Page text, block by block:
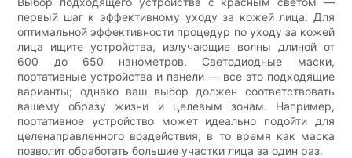
первый шаг к эффективному уходу за кожей лица. Для
оптимальной эффективности процедур по уходу за кожей
лица ищите устройства, излучающие волны длиной от
600 до 650 нанометров. Светодиодные маски,
портативные устройства и панели — все это подходящие
варианты; однако ваш выбор должен соответствовать
вашему образу жизни и целевым зонам. Например,
портативное устройство может идеально подойти для
целенаправленного воздействия, в то время как маска
позволит обработать большие участки лица за один раз.